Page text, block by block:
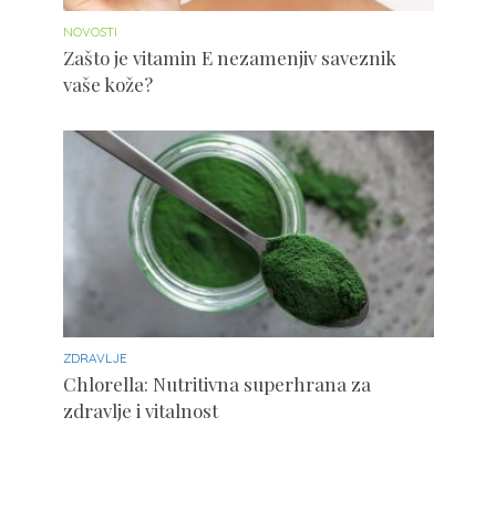
NOVOSTI
Zašto je vitamin E nezamenjiv saveznik
vaše kože?
ZDRAVLJE
Chlorella: Nutritivna superhrana za
zdravlje i vitalnost